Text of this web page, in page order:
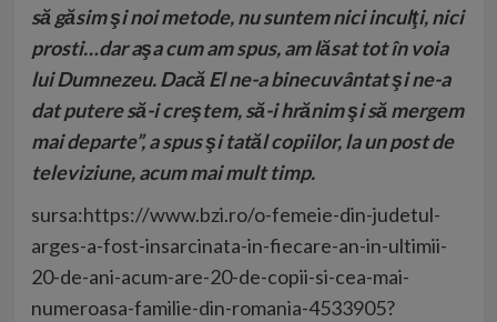
să găsim şi noi metode, nu suntem nici inculţi, nici
prosti…dar aşa cum am spus, am lăsat tot în voia
lui Dumnezeu. Dacă El ne-a binecuvântat şi ne-a
dat putere să-i creştem, să-i hrănim şi să mergem
mai departe”, a spus şi tatăl copiilor, la un post de
televiziune, acum mai mult timp.
sursa:https://www.bzi.ro/o-femeie-din-judetul-
arges-a-fost-insarcinata-in-fiecare-an-in-ultimii-
20-de-ani-acum-are-20-de-copii-si-cea-mai-
numeroasa-familie-din-romania-4533905?